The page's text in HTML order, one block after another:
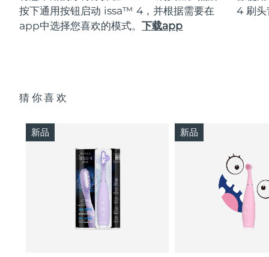
按下通用按钮启动 issa™ 4，并根据需要在
app中选择您喜欢的模式。下载app
4 刷头
猜你喜欢
新品 新品